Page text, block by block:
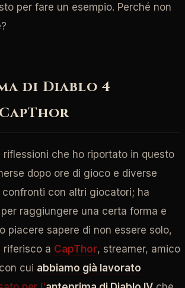
per fare un esempio. Perché non
di Diablo 4
riflessioni che ho riportato in questo
dopo ore di gioco e diverse
con altri giocatori; ha
raggiungere una certa forma e
piacere sapere di non essere solo,
riferisco a CapThor, streamer, amico
cui abbiamo già lavorato